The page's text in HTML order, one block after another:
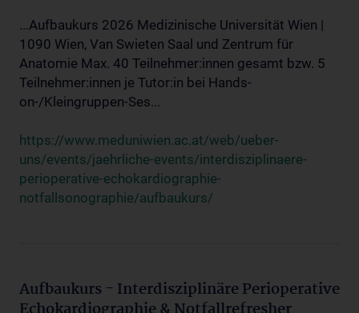
...Aufbaukurs 2026 Medizinische Universität Wien |
1090 Wien, Van Swieten Saal und Zentrum für
Anatomie Max. 40 Teilnehmer:innen gesamt bzw. 5
Teilnehmer:innen je Tutor:in bei Hands-
on-/Kleingruppen-Ses...
https://www.meduniwien.ac.at/web/ueber-
uns/events/jaehrliche-events/interdisziplinaere-
perioperative-echokardiographie-
notfallsonographie/aufbaukurs/
Aufbaukurs - Interdisziplinäre Perioperative